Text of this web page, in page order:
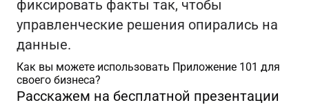
фиксировать факты так, чтобы
управленческие решения опирались на
данные.
Как вы можете использовать Приложение 101 для
своего бизнеса?
Расскажем на бесплатной презентации